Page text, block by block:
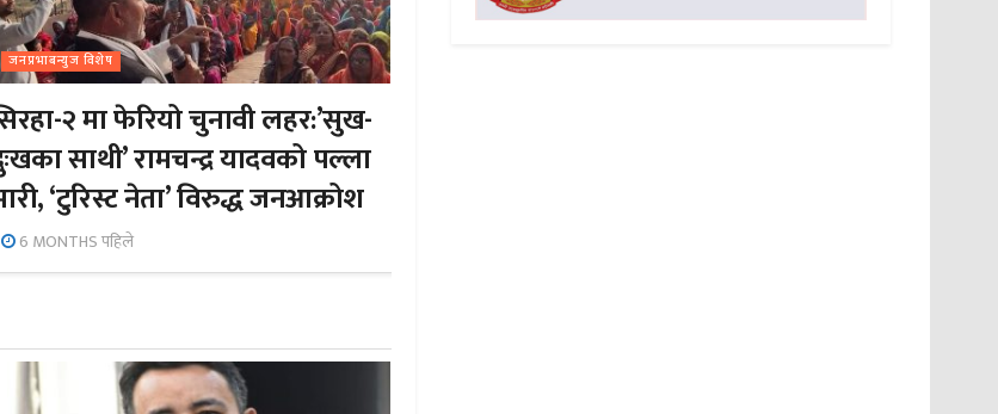
जनप्रभाबन्युज विशेष
२ मा फेरियो चुनावी लहर:’सुख-
साथी’ रामचन्द्र यादवको पल्ला
‘टुरिस्ट नेता’ विरुद्ध जनआक्रोश
6 MONTHS पहिले